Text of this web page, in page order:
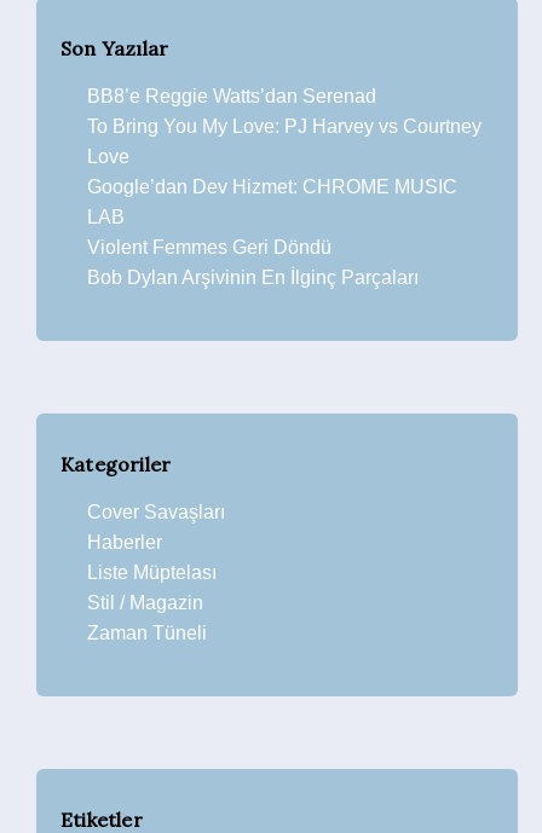
Son Yazılar
BB8’e Reggie Watts’dan Serenad
To Bring You My Love: PJ Harvey vs Courtney
Love
Google’dan Dev Hizmet: CHROME MUSIC
LAB
Violent Femmes Geri Döndü
Bob Dylan Arşivinin En İlginç Parçaları
Kategoriler
Cover Savaşları
Haberler
Liste Müptelası
Stil / Magazin
Zaman Tüneli
Etiketler